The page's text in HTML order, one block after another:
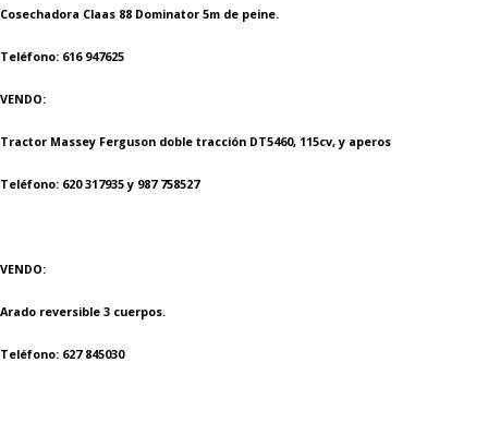
Cosechadora Claas 88 Dominator 5m de peine.
Teléfono: 616 947625
VENDO:
Tractor Massey Ferguson doble tracción DT5460, 115cv, y aperos
Teléfono: 620 317935 y 987 758527
VENDO:
Arado reversible 3 cuerpos.
Teléfono: 627 845030